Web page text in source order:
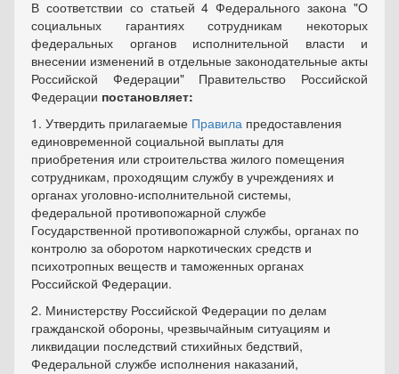
В соответствии со статьей 4 Федерального закона "О
социальных гарантиях сотрудникам некоторых
федеральных органов исполнительной власти и
внесении изменений в отдельные законодательные акты
Российской Федерации" Правительство Российской
Федерации постановляет:
1. Утвердить прилагаемые Правила предоставления
единовременной социальной выплаты для
приобретения или строительства жилого помещения
сотрудникам, проходящим службу в учреждениях и
органах уголовно-исполнительной системы,
федеральной противопожарной службе
Государственной противопожарной службы, органах по
контролю за оборотом наркотических средств и
психотропных веществ и таможенных органах
Российской Федерации.
2. Министерству Российской Федерации по делам
гражданской обороны, чрезвычайным ситуациям и
ликвидации последствий стихийных бедствий,
Федеральной службе исполнения наказаний,